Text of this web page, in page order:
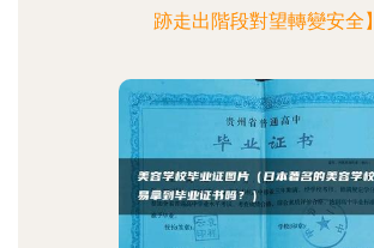
跡走出階段對望轉變安全】